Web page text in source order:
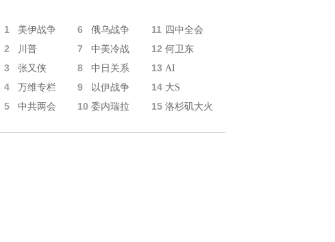
1 美伊战争 6 俄乌战争 11 四中全会
2 川普 7 中美冷战 12 何卫东
3 张又侠 8 中日关系 13 AI
4 万维专栏 9 以伊战争 14 大S
5 中共两会 10 委内瑞拉 15 洛杉矶大火